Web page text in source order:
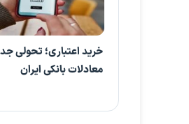
خرید اعتباری؛ تحولی
معادلات بانکی ایران